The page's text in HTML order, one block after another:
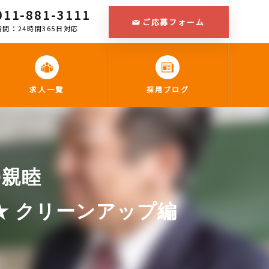
881-3111
間：24時間365日対応
ご応募フォーム
求人一覧 採用ブログ
睦
ップ編